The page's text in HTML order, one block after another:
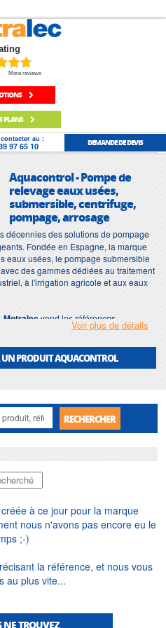
More reviews
PLANS
au :
97 65 10 DEMANDE DE DEVIS
Aquacontrol - Pompe de
relevage eaux usées,
submersible, centrifuge,
pompage, arrosage
décennies des solutions de pompage
Fondée en Espagne, la marque
eaux usées, le pompage submersible
des gammes dédiées au traitement
à l'irrigation agricole et aux eaux
Motralecvend les références
tient en stock et dimensionne
détachées, auprès des professionnels
lespompes de relevage pour eaux
Voir plus de détails
PRODUIT AQUACONTROL
RECHERCHER
à ce jour pour la marque
nous n'avons pas encore eu le
;-)
la référence, et nous vous
au plus vite...
NE TROUVEZ